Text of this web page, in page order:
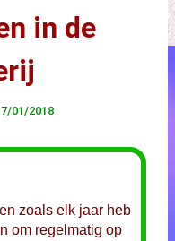
in de
01/2018
zoals elk jaar heb
om regelmatig op